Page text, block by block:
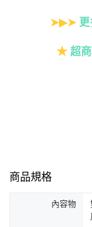
➤▶➤ 更
★ 超
商品規格
內容物